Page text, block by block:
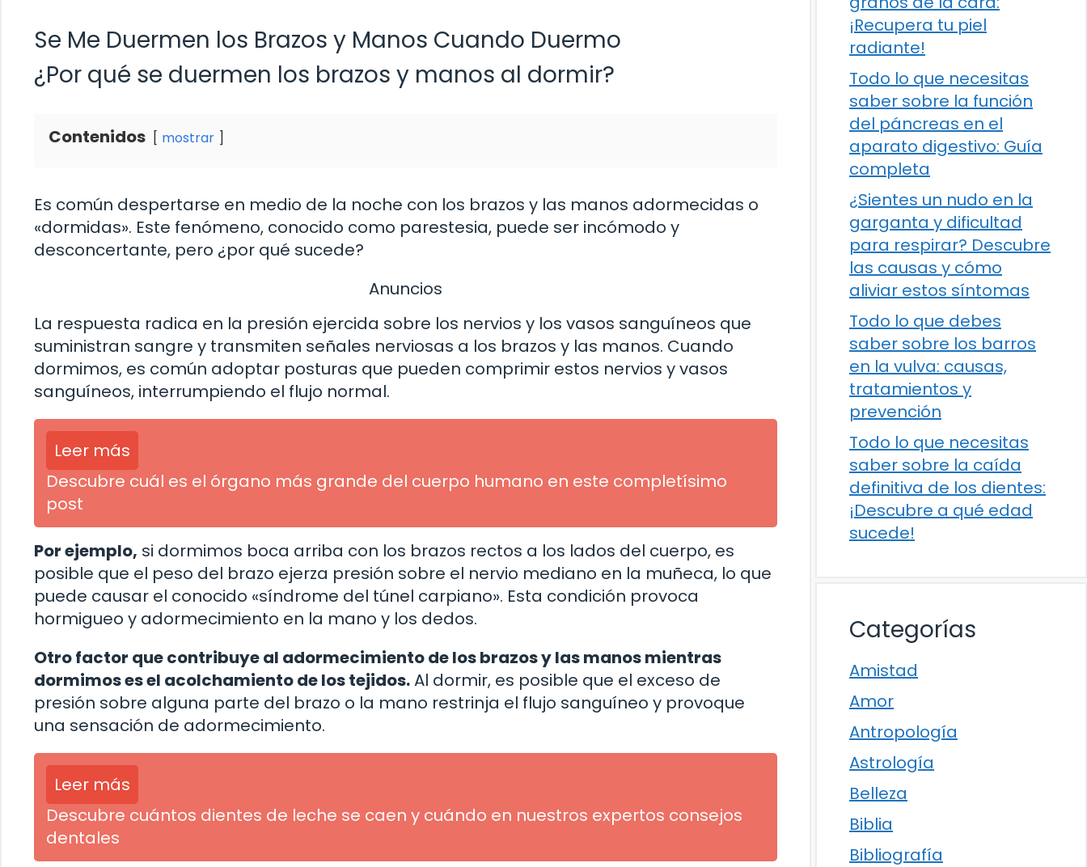
Se Me Duermen los Brazos y Manos Cuando Duermo
¿Por qué se duermen los brazos y manos al dormir?
Contenidos mostrar
Es común despertarse en medio de la noche con los brazos y las manos adormecidas o
«dormidas». Este fenómeno, conocido como parestesia, puede ser incómodo y
desconcertante, pero ¿por qué sucede?
Anuncios
La respuesta radica en la presión ejercida sobre los nervios y los vasos sanguíneos que
suministran sangre y transmiten señales nerviosas a los brazos y las manos. Cuando
dormimos, es común adoptar posturas que pueden comprimir estos nervios y vasos
sanguíneos, interrumpiendo el flujo normal.
Leer más
Descubre cuál es el órgano más grande del cuerpo humano en este completísimo
post
Por ejemplo, si dormimos boca arriba con los brazos rectos a los lados del cuerpo, es
posible que el peso del brazo ejerza presión sobre el nervio mediano en la muñeca, lo que
puede causar el conocido «síndrome del túnel carpiano». Esta condición provoca
hormigueo y adormecimiento en la mano y los dedos.
Otro factor que contribuye al adormecimiento de los brazos y las manos mientras
dormimos es el acolchamiento de los tejidos.Al dormir, es posible que el exceso de
presión sobre alguna parte del brazo o la mano restrinja el flujo sanguíneo y provoque
una sensación de adormecimiento.
Leer más
Descubre cuántos dientes de leche se caen y cuándo en nuestros expertos consejos
dentales
¡Recupera tu piel
radiante!
Todo lo que necesitas
saber sobre la función
del páncreas en el
aparato digestivo: Guía
completa
¿Sientes un nudo en la
garganta y dificultad
para respirar? Descubre
las causas y cómo
aliviar estos síntomas
Todo lo que debes
saber sobre los barros
en la vulva: causas,
tratamientos y
prevención
Todo lo que necesitas
saber sobre la caída
definitiva de los dientes:
¡Descubre a qué edad
sucede!
Categorías
Amistad
Amor
Antropología
Astrología
Belleza
Biblia
Bibliografía